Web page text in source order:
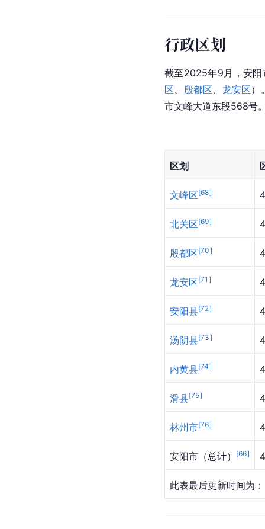
行政区划
截至2025年9月，安阳
区、 殷都区、 龙安区）
市文峰大道东段568号
区划
文峰区[68]
北关区[69]
殷都区[70]
龙安区[71 ]
安阳县[72]
汤阴县[73]
内黄县[74]
滑县[75]
林州市[76]
安阳市（总计） [66]
此表最后更新时间为